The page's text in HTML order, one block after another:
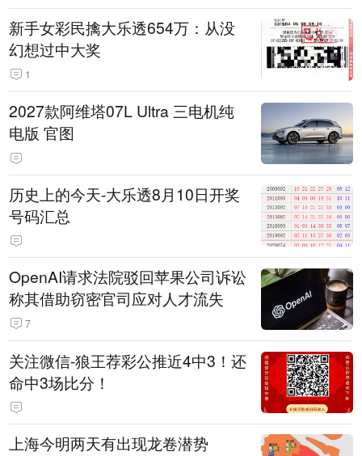
新手女彩民擒大乐透654万：从没
幻想过中大奖
1
2027款阿维塔07L Ultra 三电机纯
电版 官图
历史上的今天-大乐透8月10日开奖
号码汇总
OpenAI请求法院驳回苹果公司诉讼
称其借助窃密官司应对人才流失
7
关注微信-狼王荐彩公推近4中3！还
命中3场比分！
上海今明两天有出现龙卷潜势